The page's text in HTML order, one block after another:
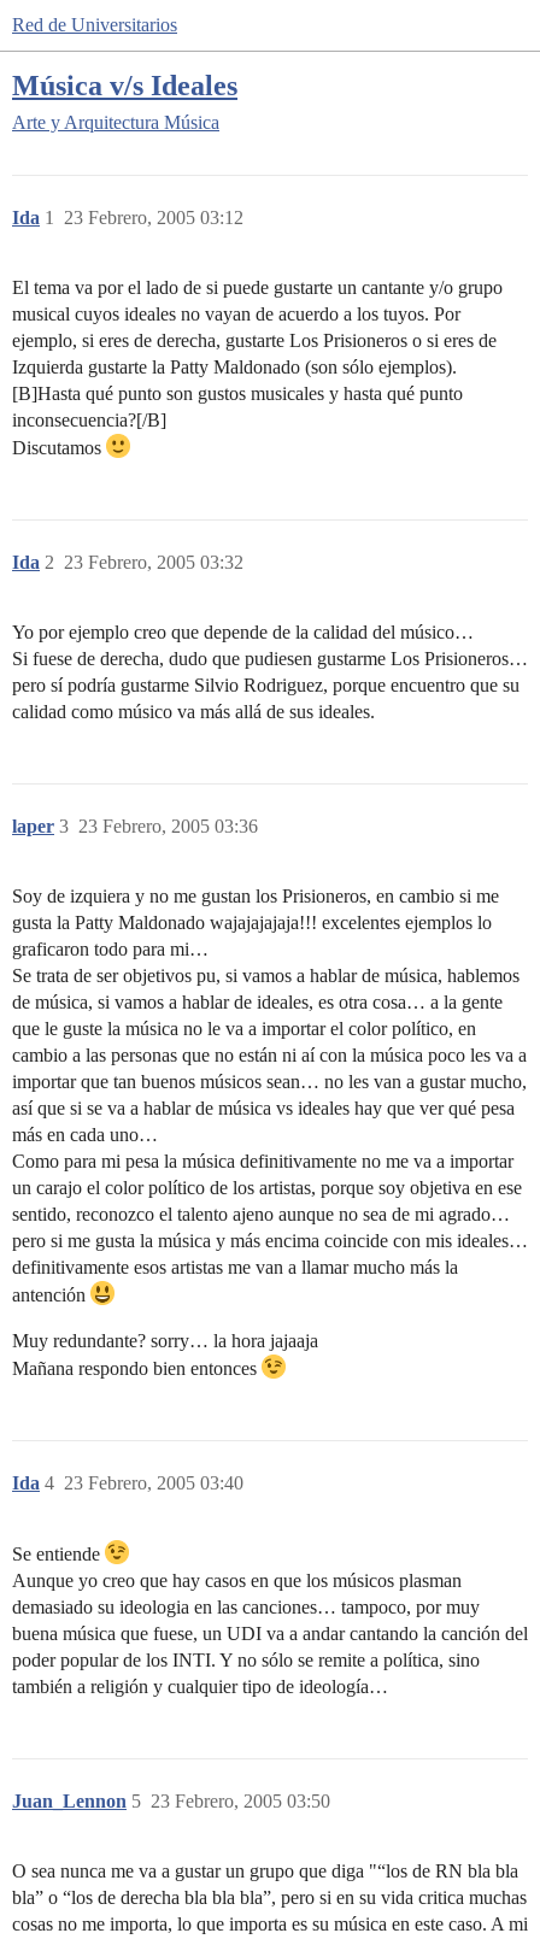
Red de Universitarios
Música v/s Ideales
Arte y Arquitectura Música
Ida 23 Febrero, 2005 03:12
1
El tema va por el lado de si puede gustarte un cantante y/o grupo
musical cuyos ideales no vayan de acuerdo a los tuyos. Por
ejemplo, si eres de derecha, gustarte Los Prisioneros o si eres de
Izquierda gustarte la Patty Maldonado (son sólo ejemplos).
[B]Hasta qué punto son gustos musicales y hasta qué punto
inconsecuencia?[/B]
Discutamos
Ida 23 Febrero, 2005 03:32
2
Yo por ejemplo creo que depende de la calidad del músico…
Si fuese de derecha, dudo que pudiesen gustarme Los Prisioneros…
pero sí podría gustarme Silvio Rodriguez, porque encuentro que su
calidad como músico va más allá de sus ideales.
laper 23 Febrero, 2005 03:36
3
Soy de izquiera y no me gustan los Prisioneros, en cambio si me
gusta la Patty Maldonado wajajajajaja!!! excelentes ejemplos lo
graficaron todo para mi…
Se trata de ser objetivos pu, si vamos a hablar de música, hablemos
de música, si vamos a hablar de ideales, es otra cosa… a la gente
que le guste la música no le va a importar el color político, en
cambio a las personas que no están ni aí con la música poco les va a
importar que tan buenos músicos sean… no les van a gustar mucho,
así que si se va a hablar de música vs ideales hay que ver qué pesa
más en cada uno…
Como para mi pesa la música definitivamente no me va a importar
un carajo el color político de los artistas, porque soy objetiva en ese
sentido, reconozco el talento ajeno aunque no sea de mi agrado…
pero si me gusta la música y más encima coincide con mis ideales…
definitivamente esos artistas me van a llamar mucho más la
antención
Muy redundante? sorry… la hora jajaaja
Mañana respondo bien entonces
Ida 23 Febrero, 2005 03:40
4
Se entiende
Aunque yo creo que hay casos en que los músicos plasman
demasiado su ideologia en las canciones… tampoco, por muy
buena música que fuese, un UDI va a andar cantando la canción del
poder popular de los INTI. Y no sólo se remite a política, sino
también a religión y cualquier tipo de ideología…
Juan_Lennon 23 Febrero, 2005 03:50
5
O sea nunca me va a gustar un grupo que diga "“los de RN bla bla
bla” o “los de derecha bla bla bla”, pero si en su vida critica muchas
cosas no me importa, lo que importa es su música en este caso. A mi